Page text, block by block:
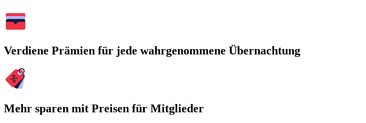
Verdiene Prämien für jede wahrgenommene Übernachtung
Mehr sparen mit Preisen für Mitglieder